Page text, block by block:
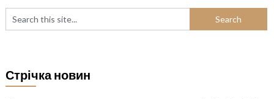
Стрічка новин